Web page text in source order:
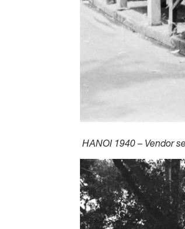
HANOI 1940 – Vendor